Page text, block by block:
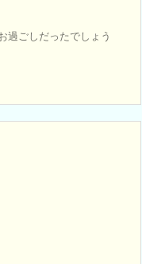
過ごしだったでしょう